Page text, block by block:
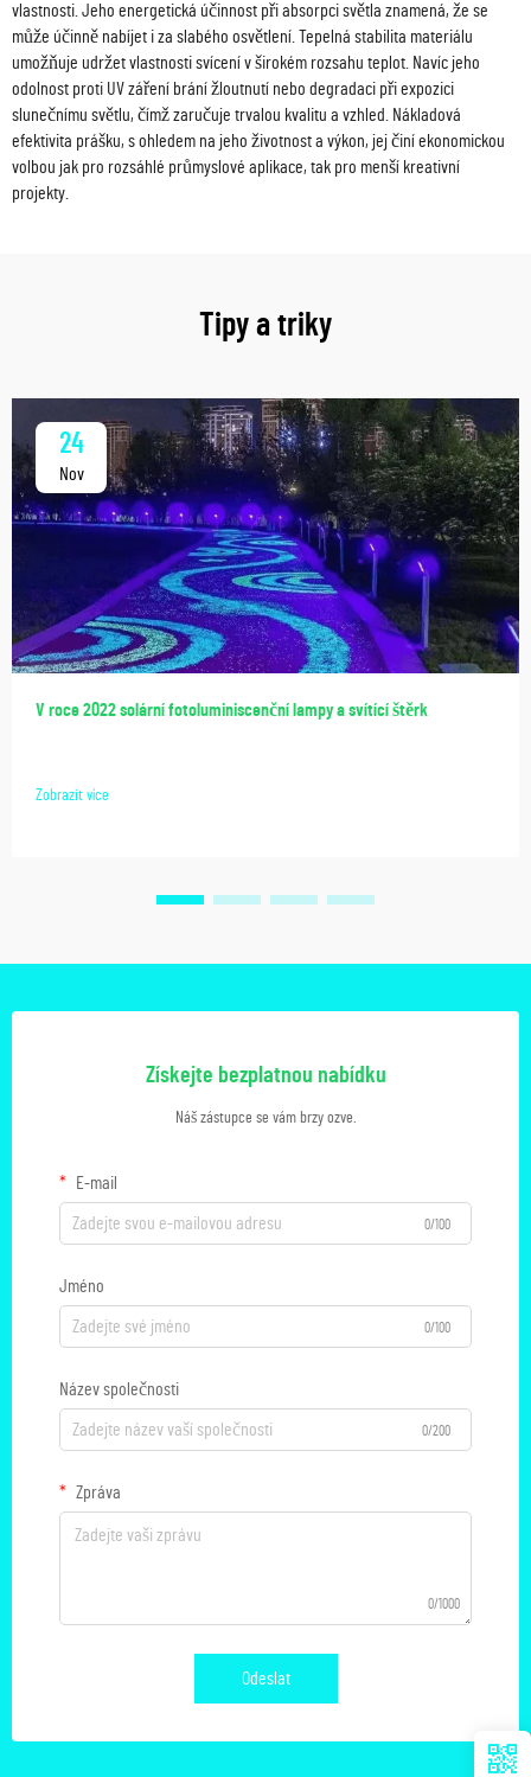
vlastnosti. Jeho energetická účinnost při absorpci světla znamená, že se
může účinně nabíjet i za slabého osvětlení. Tepelná stabilita materiálu
umožňuje udržet vlastnosti svícení v širokém rozsahu teplot. Navíc jeho
odolnost proti UV záření brání žloutnutí nebo degradaci při expozici
slunečnímu světlu, čímž zaručuje trvalou kvalitu a vzhled. Nákladová
efektivita prášku, s ohledem na jeho životnost a výkon, jej činí ekonomickou
volbou jak pro rozsáhlé průmyslové aplikace, tak pro menší kreativní
projekty.
Tipy a triky
24
Nov
V roce 2022 solární fotoluminiscenční lampy a svítící štěrk
Zobrazit více
Získejte bezplatnou nabídku
Náš zástupce se vám brzy ozve.
E-mail
0/100
Jméno
0/100
Název společnosti
0/200
Zpráva
0/1000
Odeslat